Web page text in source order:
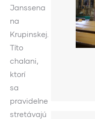
Janssena
na
Krupinskej.
Títo
chalani,
ktorí
sa
pravidelne
stretávajú